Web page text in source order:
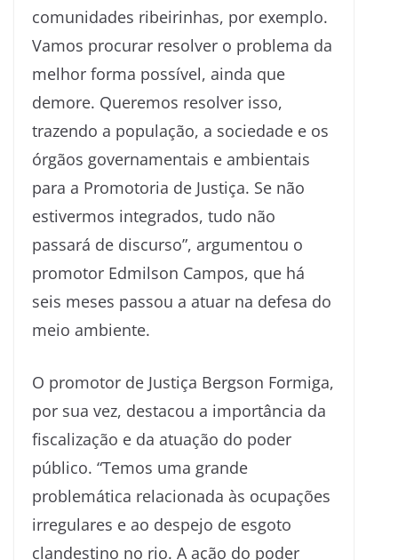
comunidades ribeirinhas, por exemplo.
Vamos procurar resolver o problema da
melhor forma possível, ainda que
demore. Queremos resolver isso,
trazendo a população, a sociedade e os
órgãos governamentais e ambientais
para a Promotoria de Justiça. Se não
estivermos integrados, tudo não
passará de discurso”, argumentou o
promotor Edmilson Campos, que há
seis meses passou a atuar na defesa do
meio ambiente.
O promotor de Justiça Bergson Formiga,
por sua vez, destacou a importância da
fiscalização e da atuação do poder
público. “Temos uma grande
problemática relacionada às ocupações
irregulares e ao despejo de esgoto
clandestino no rio. A ação do poder